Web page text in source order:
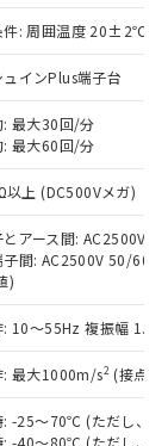
件: 周囲温度 20±2℃、
ュインPlus端子台
: 最大30回/分
: 最大60回/分
以上 (DC500Vメガ)
とアース間: AC2500V
子間: AC2500V 50/
)
: 10～55Hz 複振幅
: 最大1000m/s2 (接点
: -25～70℃ (ただし、氷
: -40～80℃ (ただし、氷
のうえ
業取扱
価格
には、
もある
果は、
内デー
り、閲
よび標
とをご
はお客
質）の
出す予
質）の
認中の
で、有
などや
フェニル
エーテル類
ヘキシ
ル酸ブチ
RoHSの
RoHSの
。
へお問
カドミウ
化ビフェ
ルエーテ
、外国
商品
を輸出
、日本
取引許
続きを
は、完